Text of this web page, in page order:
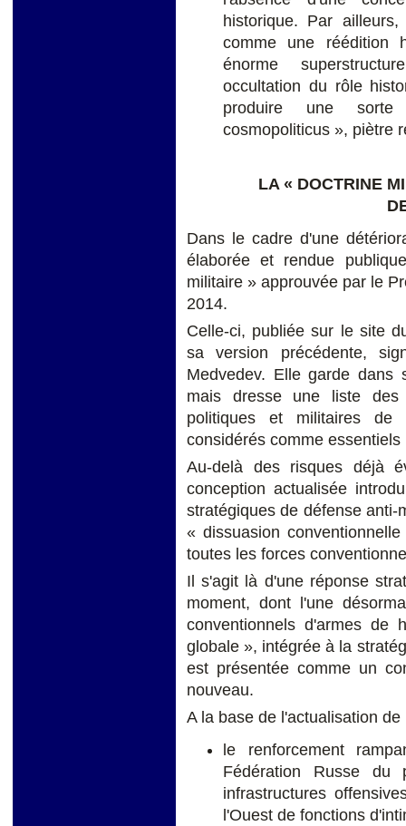
historique. Par
comme une réédition
énorme
occultation du rôle
produire une sorte
cosmopoliticus », piètre
LA « DOCTRINE
Dans le cadre d'une
élaborée et rendue
militaire » approuvée par le
2014.
Celle-ci, publiée sur le site
sa version précédente,
Medvedev. Elle garde
mais dresse une liste des
politiques et militaires de
considérés comme
Au-delà des risques déjà
conception actualisée
stratégiques de défense
« dissuasion
toutes les forces
Il s'agit là d'une réponse
moment, dont l'une
conventionnels d'armes de
globale », intégrée à la
est présentée comme un
nouveau.
A la base de l'actualisation
le renforcement
Fédération Russe du
infrastructures
l'Ouest de fonctions